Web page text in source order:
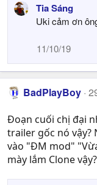
a
c
o
n
s
:
Tia Sáng
Uki cảm ơn
11/10/19
BadPlayBoy
Đoạn cuối chị đại
trailer gốc nó vậy?
vào "ĐM mod"
mày lắm Clone